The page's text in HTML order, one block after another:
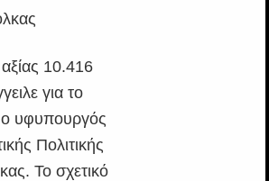
10.416
για το
ο υφυπουργός
Πολιτικής
Το σχετικό